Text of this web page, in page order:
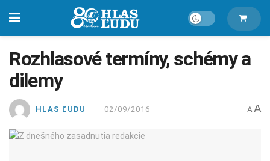
Rozhlasové termíny, schémy a
dilemy
HLAS ĽUDU 02/09/2016 A A